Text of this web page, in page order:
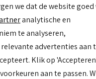
Marketing cookies
we dat de website goed
analytische en
te analyseren,
advertenties aan
Klik op
aan te passen.